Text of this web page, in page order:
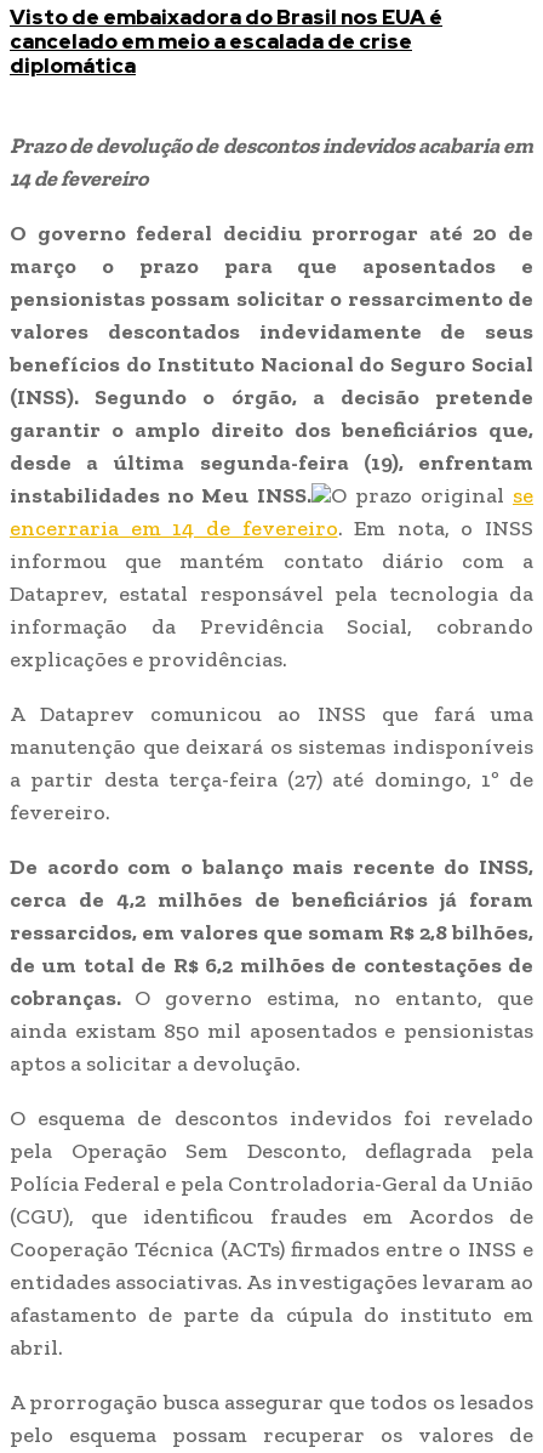
Visto de embaixadora do Brasil nos EUA é
cancelado em meio a escalada de crise
diplomática
Prazo de devolução de descontos indevidos acabaria em
14 de fevereiro
O governo federal decidiu prorrogar até 20 de
março o prazo para que aposentados e
pensionistas possam solicitar o ressarcimento de
valores descontados indevidamente de seus
benefícios do Instituto Nacional do Seguro Social
(INSS). Segundo o órgão, a decisão pretende
garantir o amplo direito dos beneficiários que,
desde a última segunda-feira (19), enfrentam
instabilidades no Meu INSS.
O prazo original se
encerraria em 14 de fevereiro. Em nota, o INSS
informou que mantém contato diário com a
Dataprev, estatal responsável pela tecnologia da
informação da Previdência Social, cobrando
explicações e providências.
A Dataprev comunicou ao INSS que fará uma
manutenção que deixará os sistemas indisponíveis
a partir desta terça-feira (27) até domingo, 1º de
fevereiro.
De acordo com o balanço mais recente do INSS,
cerca de 4,2 milhões de beneficiários já foram
ressarcidos, em valores que somam R$ 2,8 bilhões,
de um total de R$ 6,2 milhões de contestações de
cobranças. O governo estima, no entanto, que
ainda existam 850 mil aposentados e pensionistas
aptos a solicitar a devolução.
O esquema de descontos indevidos foi revelado
pela Operação Sem Desconto, deflagrada pela
Polícia Federal e pela Controladoria-Geral da União
(CGU), que identificou fraudes em Acordos de
Cooperação Técnica (ACTs) firmados entre o INSS e
entidades associativas. As investigações levaram ao
afastamento de parte da cúpula do instituto em
abril.
A prorrogação busca assegurar que todos os lesados
pelo esquema possam recuperar os valores de